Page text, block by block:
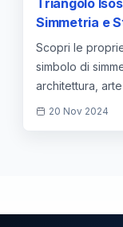
Simmetria e
Scopri le
simbolo di
architettura,
20 Nov 2024